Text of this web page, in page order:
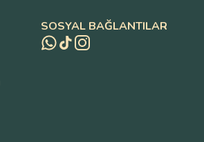
SOSYAL BAĞLANTILAR